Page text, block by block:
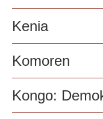
Kenia
Komoren
Kongo: